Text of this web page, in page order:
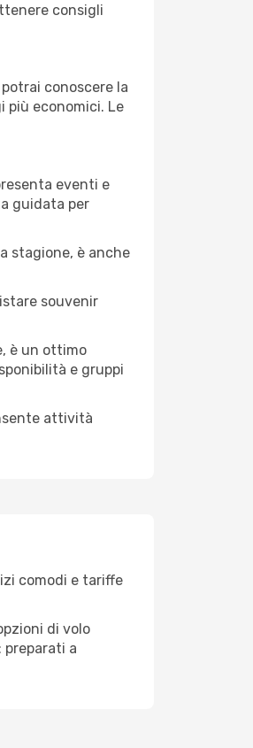
consigli
conoscere la
più economici. Le
eventi e
guidata per
stagione, è anche
souvenir
è un ottimo
e gruppi
attività
comodi e tariffe
di volo
preparati a